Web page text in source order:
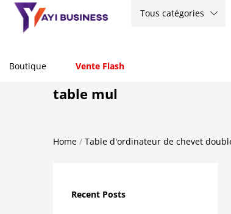
Tous catégories
Boutique Vente Flash
table mul
Home / Table d'ordinateur de chevet
Recent Posts